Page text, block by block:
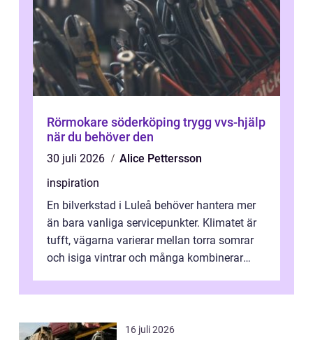
Rörmokare söderköping trygg vvs-hjälp
när du behöver den
30 juli 2026
Alice Pettersson
inspiration
En bilverkstad i Luleå behöver hantera mer
än bara vanliga servicepunkter. Klimatet är
tufft, vägarna varierar mellan torra somrar
och isiga vintrar och många kombinerar
16 juli 2026